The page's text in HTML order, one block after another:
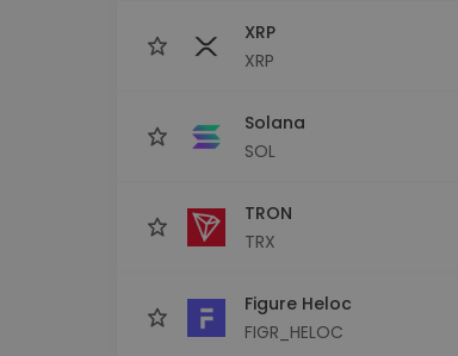
XRP
XRP
Solana
SOL
TRON
TRX
Figure Heloc
FIGR_HELOC